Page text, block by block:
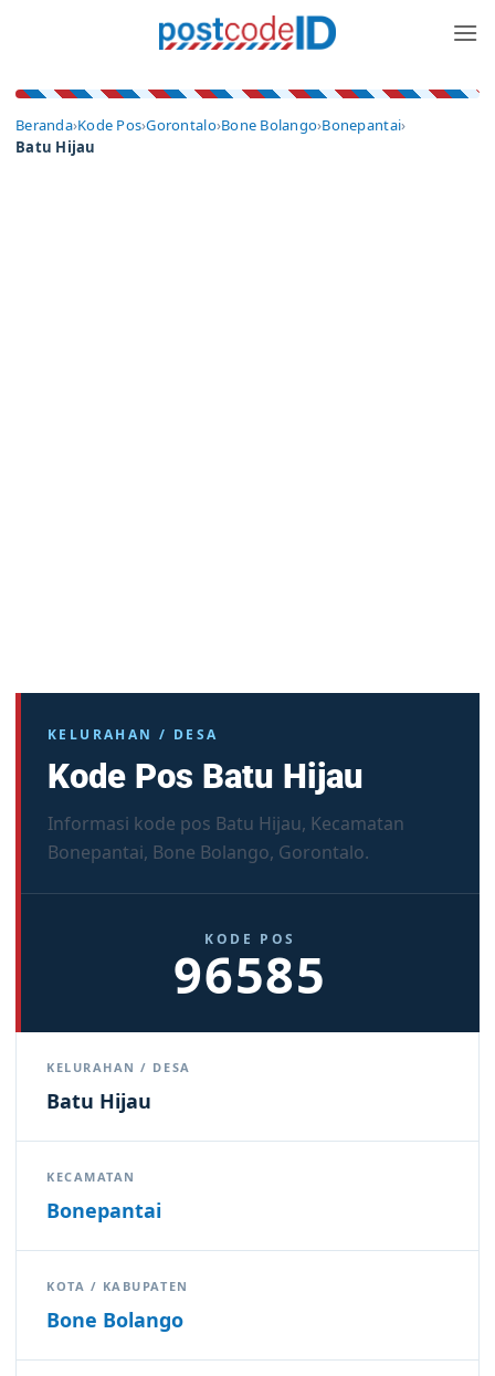
Beranda›Kode Pos›Gorontalo›Bone Bolango›Bonepantai›
Batu Hijau
KELURAHAN / DESA
Kode Pos Batu Hijau
Informasi kode pos Batu Hijau, Kecamatan
Bonepantai, Bone Bolango, Gorontalo.
KODE POS
96585
KELURAHAN / DESA
Batu Hijau
KECAMATAN
Bonepantai
KOTA / KABUPATEN
Bone Bolango